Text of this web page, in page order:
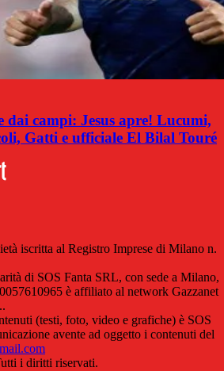
dai campi: Jesus apre! Lucumi,
Gatti e ufficiale El Bilal Touré
iscritta al Registro Imprese di Milano n.
di SOS Fanta SRL, con sede a Milano,
è affiliato al network Gazzanet
(testi, foto, video e grafiche) è SOS
avente ad oggetto i contenuti del
i diritti riservati.